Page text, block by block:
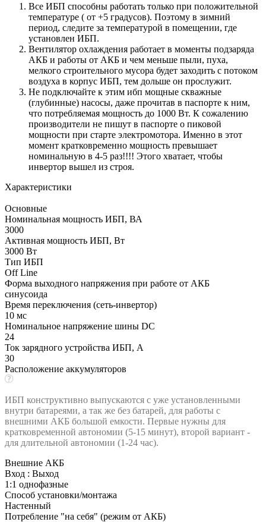
Все ИБП способны работать только при положительной
температуре ( от +5 градусов). Поэтому в зимний
период, следите за температурой в помещении, где
установлен ИБП.
Вентилятор охлаждения работает в моменты подзаряда
АКБ и работы от АКБ и чем меньше пыли, пуха,
мелкого строительного мусора будет заходить с потоком
воздуха в корпус ИБП, тем дольше он прослужит.
Не подключайте к этим ибп мощные скважные
(глубинные) насосы, даже прочитав в паспорте к ним,
что потребляемая мощность до 1000 Вт. К сожалению
производители не пишут в паспорте о пиковой
мощности при старте электромотора. Именно в этот
момент кратковременно мощность превышает
номинальную в 4-5 раз!!!! Этого хватает, чтобы
инвертор вышел из строя.
Характеристики
Основные
Номинальная мощность ИБП, ВА
3000
Активная мощность ИБП, Вт
3000 Вт
Тип ИБП
Off Line
Форма выходного напряжения при работе от АКБ
синусоида
Время переключения (сеть-инвертор)
10 мс
Номинальное напряжение шины DC
24
Ток зарядного устройства ИБП, А
30
Расположение аккумуляторов
ИБП конструктивно выпускаются с уже установленными
внутри батареями, а так же без батарей, для работы с
внешними АКБ большой емкости. Первые нужны для
кратковременной автономии (5-15 минут), второй вариант -
для длительной автономии (1-24 час).
Внешние АКБ
Вход : Выход
1:1 однофазные
Способ установки/монтажа
Настенный
Потребление "на себя" (режим от АКБ)